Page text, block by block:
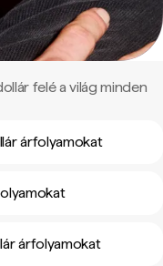
felé a világ minden
árfolyamokat
árfolyamokat